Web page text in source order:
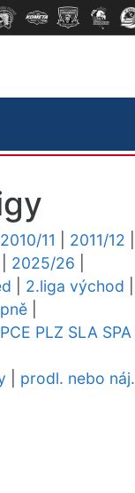
2010/11 2011/12
2025/26
2.liga východ
PCE PLZ SLA SPA
prodl. nebo náj.